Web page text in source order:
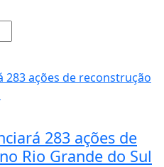
283 ações de
Rio Grande do Sul